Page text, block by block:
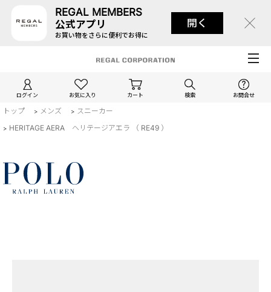
REGAL MEMBERS
公式アプリ
お買い物をさらに便利でお得に
開く
ログイン お気に入り カート 検索 お問合せ
トップ > メンズ > スニーカー
> HERITAGE AERA ヘリテージアエラ （ RE49 ）